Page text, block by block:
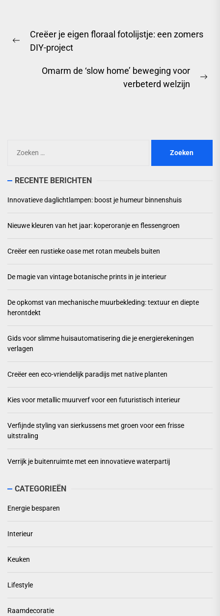
Previous
Creëer je eigen floraal fotolijstje: een zomers
DIY-project
Omarm de ‘slow home’ beweging voor
verbeterd welzijn
naar:
RECENTE BERICHTEN
Innovatieve daglichtlampen: boost je humeur binnenshuis
Nieuwe kleuren van het jaar: koperoranje en flessengroen
Creëer een rustieke oase met rotan meubels buiten
De magie van vintage botanische prints in je interieur
De opkomst van mechanische muurbekleding: textuur en diepte
herontdekt
Gids voor slimme huisautomatisering die je energierekeningen
verlagen
Creëer een eco-vriendelijk paradijs met native planten
Kies voor metallic muurverf voor een futuristisch interieur
Verfijnde styling van sierkussens met groen voor een frisse
uitstraling
Verrijk je buitenruimte met een innovatieve waterpartij
CATEGORIEËN
Energie besparen
Interieur
Keuken
Lifestyle
Raamdecoratie